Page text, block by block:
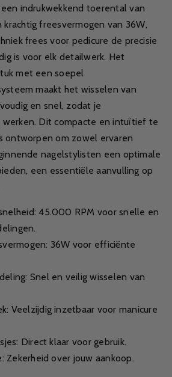
indrukwekkend toerental van
freesvermogen van 36W,
frees voor pedicure de precisie
is voor elk detailwerk. Het
met een soepel
maakt het wisselen van
en snel, zodat je
Dit compacte en intuïtief te
ontworpen om zowel ervaren
nagelstylisten een optimale
een essentiële aanvulling op
45.000 RPM voor snelle en
36W voor efficiënte
Snel en veilig wisselen van
Veelzijdig inzetbaar voor manicure
Direct klaar voor gebruik.
Zekerheid over jouw aankoop.